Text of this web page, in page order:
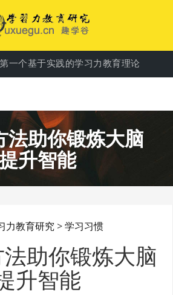
第一个基于实践的学习力教育理论
法助你锻炼大脑
升智能
力教育研究 >学习习惯
助你锻炼大脑
升智能